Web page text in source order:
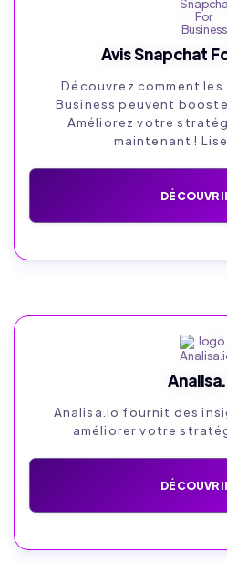
Avis Snapchat
Découvrez comment
Business peuvent
Améliorez votre
maintenant !
Analisa.io fournit des
améliorer votre